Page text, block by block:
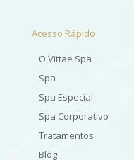
Acesso Rápido
O Vittae Spa
Spa
Spa Especial
Spa Corporativo
Tratamentos
Blog